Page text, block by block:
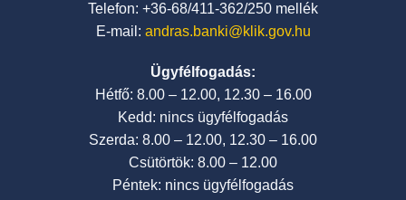
Telefon: +36-68/411-362/250 mellék
E-mail: andras.banki@klik.gov.hu
Ügyfélfogadás:
Hétfő: 8.00 – 12.00, 12.30 – 16.00
Kedd: nincs ügyfélfogadás
Szerda: 8.00 – 12.00, 12.30 – 16.00
Csütörtök: 8.00 – 12.00
Péntek: nincs ügyfélfogadás